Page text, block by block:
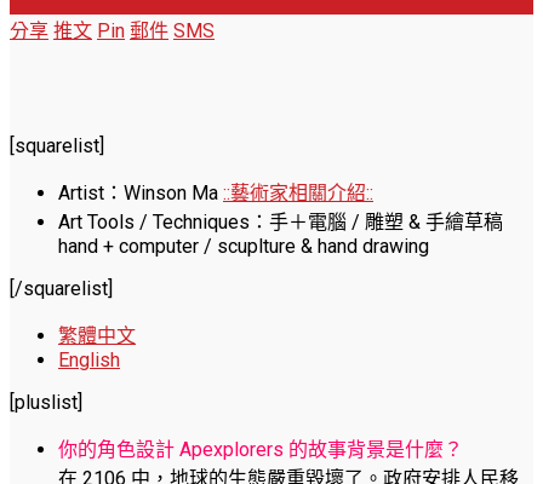
分享 推文 Pin 郵件 SMS
[squarelist]
Artist：Winson Ma ::藝術家相關介紹::
Art Tools / Techniques：手＋電腦 / 雕塑 & 手繪草稿
hand + computer / scuplture & hand drawing
[/squarelist]
繁體中文
English
[pluslist]
你的角色設計 Apexplorers 的故事背景是什麼？
在 2106 中，地球的生態嚴重毀壞了。政府安排人民移